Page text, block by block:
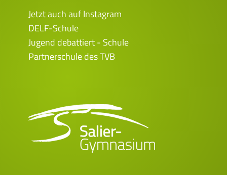
Jetzt auch auf Instagram
DELF-Schule
Jugend debattiert - Schule
Partnerschule des TVB